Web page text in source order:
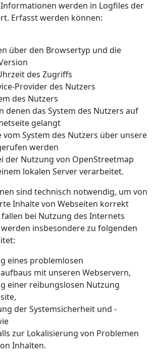
werden in Logfiles der
Erfasst werden können:
über den Browsertyp und die
des Zugriffs
Provider des Nutzers
des Nutzers
denen das System des Nutzers auf
gelangt
vom System des Nutzers über unsere
werden
der Nutzung von OpenStreetmap
lokalen Server verarbeitet.
sind technisch notwendig, um von
Inhalte von Webseiten korrekt
bei Nutzung des Internets
insbesondere zu folgenden
eines problemlosen
mit unseren Webservern,
einer reibungslosen Nutzung
der Systemsicherheit und -
zur Lokalisierung von Problemen
Inhalten.